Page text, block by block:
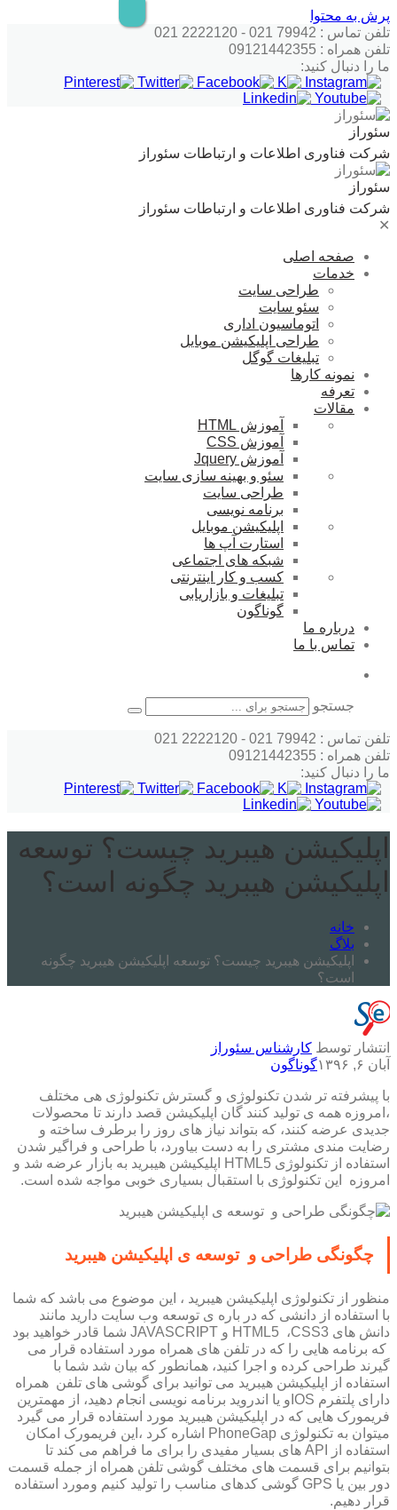
پرش به محتوا
تلفن تماس : 79942 021 - 2222120 021
تلفن همراه : 09121442355
ما را دنبال کنید:
سئوراز
شرکت فناوری اطلاعات و ارتباطات سئوراز
سئوراز
شرکت فناوری اطلاعات و ارتباطات سئوراز
✕
صفحه اصلی
خدمات
طراحی سایت
سئو سایت
اتوماسیون اداری
طراحی اپلیکیشن موبایل
تبلیغات گوگل
نمونه کارها
تعرفه
مقالات
آموزش HTML
آموزش CSS
آموزش Jquery
سئو و بهینه سازی سایت
طراحی سایت
برنامه نویسی
اپلیکیشن موبایل
استارت آپ ها
شبکه های اجتماعی
کسب و کار اینترنتی
تبلیغات و بازاریابی
گوناگون
درباره ما
تماس با ما
جستجو
تلفن تماس : 79942 021 - 2222120 021
تلفن همراه : 09121442355
ما را دنبال کنید:
اپلیکیشن هیبرید چیست؟ توسعه
اپلیکیشن هیبرید چگونه است؟
خانه
بلاگ
اپلیکیشن هیبرید چیست؟ توسعه اپلیکیشن هیبرید چگونه
است؟
انتشار توسط کارشناس سئوراز
آبان ۶, ۱۳۹۶
گوناگون
با پیشرفته تر شدن تکنولوژی و گسترش تکنولوژی هی مختلف
،امروزه همه ی تولید کنند گان اپلیکیشن قصد دارند تا محصولات
جدیدی عرضه کنند، که بتواند نیاز های روز را برطرف ساخته و
رضایت مندی مشتری را به دست بیاورد، با طراحی و فراگیر شدن
استفاده از تکنولوژی HTML5 اپلیکیشن هیبرید به بازار عرضه شد و
امروزه این تکنولوژی با استقبال بسیاری خوبی مواجه شده است.
چگونگی طراحی و توسعه ی اپلیکیشن هیبرید
منظور از تکنولوژی اپلیکیشن هیبرید ، این موضوع می باشد که شما
با استفاده از دانشی که در باره ی توسعه وب سایت دارید مانند
دانش های HTML5 ،CSS3 و JAVASCRIPT شما قادر خواهید بود
که برنامه هایی را که در تلفن های همراه مورد استفاده قرار می
گیرند طراحی کرده و اجرا کنید، همانطور که بیان شد شما با
استفاده از اپلیکیشن هیبرید می توانید برای گوشی های تلفن همراه
دارای پلتفرم IOSو یا اندروید برنامه نویسی انجام دهید، از مهمترین
فریمورک هایی که در اپلیکیشن هیبرید مورد استفاده قرار می گیرد
میتوان به تکنولوژی PhoneGap اشاره کرد ،این فریمورک امکان
استفاده از API های بسیار مفیدی را برای ما فراهم می کند تا
بتوانیم برای قسمت های مختلف گوشی تلفن همراه از جمله قسمت
دور بین یا GPS گوشی کدهای مناسب را تولید کنیم ومورد استفاده
قرار دهیم.